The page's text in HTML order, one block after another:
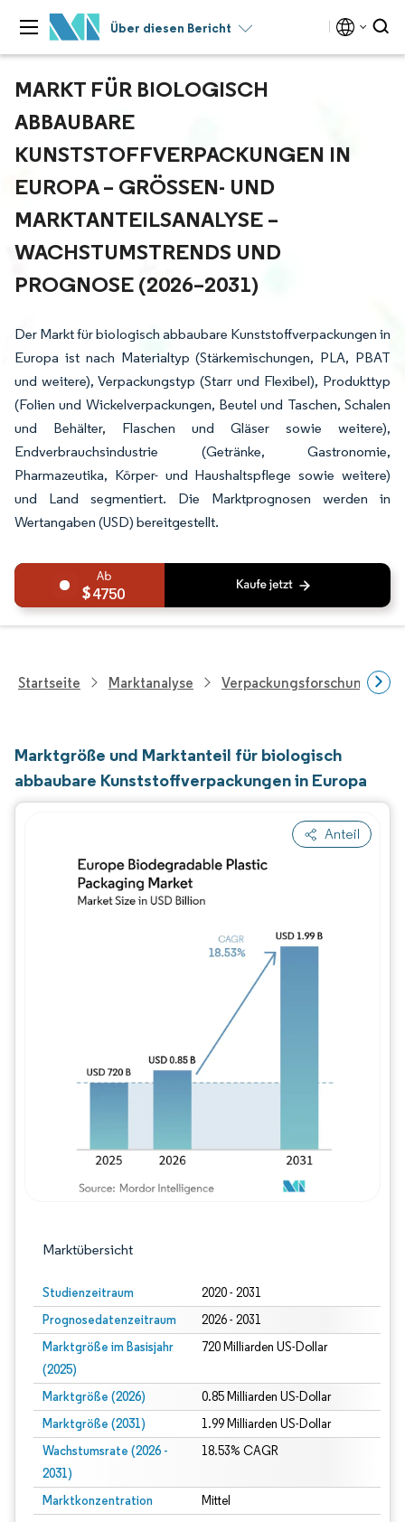
Über diesen Bericht
MARKT FÜR BIOLOGISCH
ABBAUBARE
KUNSTSTOFFVERPACKUNGEN IN
EUROPA – GRÖSSEN- UND M
ARKTANTEILSANALYSE – W
ACHSTUMSTRENDS UND P
ROGNOSE (2026–2031)
Der Markt für biologisch abbaubare Kunststoffverpackungen in
Europa ist nach Materialtyp (Stärkemischungen, PLA, PBAT
und weitere), Verpackungstyp (Starr und Flexibel), Produkttyp
(Folien und Wickelverpackungen, Beutel und Taschen, Schalen
und Behälter, Flaschen und Gläser sowie weitere),
Endverbrauchsindustrie (Getränke, Gastronomie,
Pharmazeutika, Körper- und Haushaltspflege sowie weitere)
und Land segmentiert. Die Marktprognosen werden in
Wertangaben (USD) bereitgestellt.
4750
Startseite Marktanalyse Verpackungsforschung
Marktgröße und Marktanteil für biologisch
abbaubare Kunststoffverpackungen in Europa
Anteil
Marktübersicht
Studienzeitraum 2020 - 2031
Prognosedatenzeitraum 2026 - 2031
Marktgröße im Basisjahr
(2025)
720 Milliarden US-Dollar
Marktgröße (2026) 0.85 Milliarden US-Dollar
Marktgröße (2031) 1.99 Milliarden US-Dollar
Wachstumsrate (2026 -
2031)
18.53% CAGR
Marktkonzentration Mittel
Bild © Mordor Intelligence.